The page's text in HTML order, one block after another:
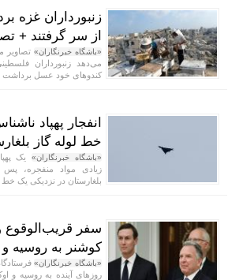
زنبورداران غزه
از سر گرفتند +
«باشگاه خبرنگاران» تصاویر
می‌دهد زنبورداران
کندو‌های خود عسل برداشت
انفجار پهپاد
خط لوله گاز
«باشگاه خبرنگاران»یک
زیادی مواد منفجره، پس
بلغارستان در نزدیکی یک
سفر قریب‌الوقوع
کوشنر به روسیه و
«باشگاه خبرنگاران»
روز‌های آینده به روسیه و